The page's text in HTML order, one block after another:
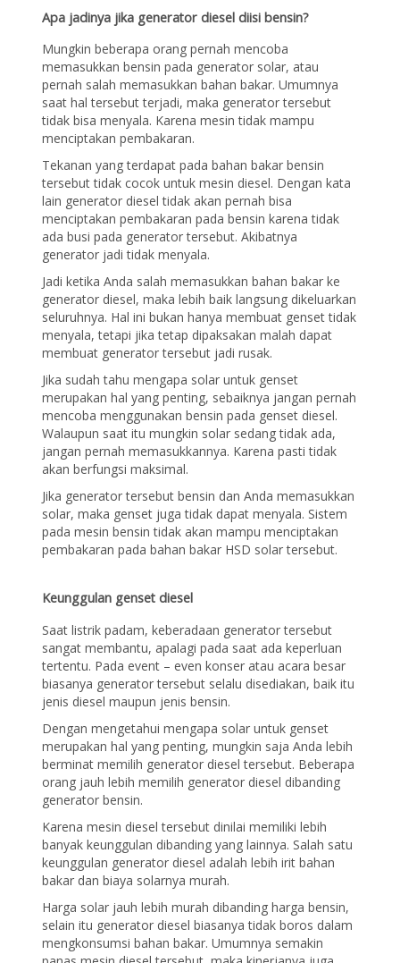
Apa jadinya jika generator diesel diisi bensin?
Mungkin beberapa orang pernah mencoba
memasukkan bensin pada generator solar, atau
pernah salah memasukkan bahan bakar. Umumnya
saat hal tersebut terjadi, maka generator tersebut
tidak bisa menyala. Karena mesin tidak mampu
menciptakan pembakaran.
Tekanan yang terdapat pada bahan bakar bensin
tersebut tidak cocok untuk mesin diesel. Dengan kata
lain generator diesel tidak akan pernah bisa
menciptakan pembakaran pada bensin karena tidak
ada busi pada generator tersebut. Akibatnya
generator jadi tidak menyala.
Jadi ketika Anda salah memasukkan bahan bakar ke
generator diesel, maka lebih baik langsung dikeluarkan
seluruhnya. Hal ini bukan hanya membuat genset tidak
menyala, tetapi jika tetap dipaksakan malah dapat
membuat generator tersebut jadi rusak.
Jika sudah tahu mengapa solar untuk genset
merupakan hal yang penting, sebaiknya jangan pernah
mencoba menggunakan bensin pada genset diesel.
Walaupun saat itu mungkin solar sedang tidak ada,
jangan pernah memasukkannya. Karena pasti tidak
akan berfungsi maksimal.
Jika generator tersebut bensin dan Anda memasukkan
solar, maka genset juga tidak dapat menyala. Sistem
pada mesin bensin tidak akan mampu menciptakan
pembakaran pada bahan bakar HSD solar tersebut.
Keunggulan genset diesel
Saat listrik padam, keberadaan generator tersebut
sangat membantu, apalagi pada saat ada keperluan
tertentu. Pada event – even konser atau acara besar
biasanya generator tersebut selalu disediakan, baik itu
jenis diesel maupun jenis bensin.
Dengan mengetahui mengapa solar untuk genset
merupakan hal yang penting, mungkin saja Anda lebih
berminat memilih generator diesel tersebut. Beberapa
orang jauh lebih memilih generator diesel dibanding
generator bensin.
Karena mesin diesel tersebut dinilai memiliki lebih
banyak keunggulan dibanding yang lainnya. Salah satu
keunggulan generator diesel adalah lebih irit bahan
bakar dan biaya solarnya murah.
Harga solar jauh lebih murah dibanding harga bensin,
selain itu generator diesel biasanya tidak boros dalam
mengkonsumsi bahan bakar. Umumnya semakin